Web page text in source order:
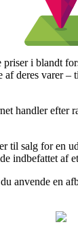
i blandt
deres varer
handler
til salg for en
indbefattet af
anvende en